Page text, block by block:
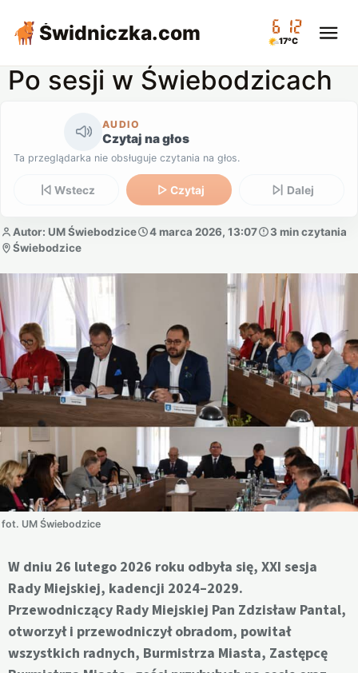
Świdniczka.com 06:12
17°C
Po sesji w Świebodzicach
AUDIO
Czytaj na głos
Ta przeglądarka nie obsługuje czytania na głos.
Wstecz Czytaj Dalej
Autor: UM Świebodzice 4 marca 2026, 13:07
3 min czytania
Świebodzice
fot. UM Świebodzice
W dniu 26 lutego 2026 roku odbyła się, XXI sesja
Rady Miejskiej, kadencji 2024–2029.
Przewodniczący Rady Miejskiej Pan Zdzisław Pantal,
otworzył i przewodniczył obradom, powitał
wszystkich radnych, Burmistrza Miasta, Zastępcę